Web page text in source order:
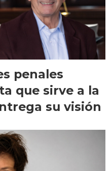
penales
que sirve a la
su visión